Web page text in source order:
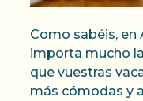
Como sabéis, en
importa mucho
que vuestras
más cómodas y